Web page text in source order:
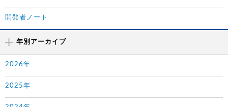
開発者ノート
年別アーカイブ
2026年
2025年